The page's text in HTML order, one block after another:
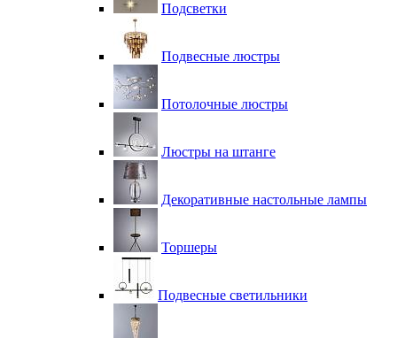
Подсветки
Подвесные люстры
Потолочные люстры
Люстры на штанге
Декоративные настольные лампы
Торшеры
Подвесные светильники